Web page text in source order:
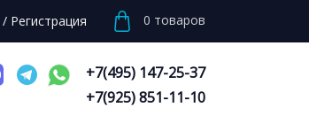
/ Регистрация 0 товаров
+7(495) 147-25-37
+7(925) 851-11-10